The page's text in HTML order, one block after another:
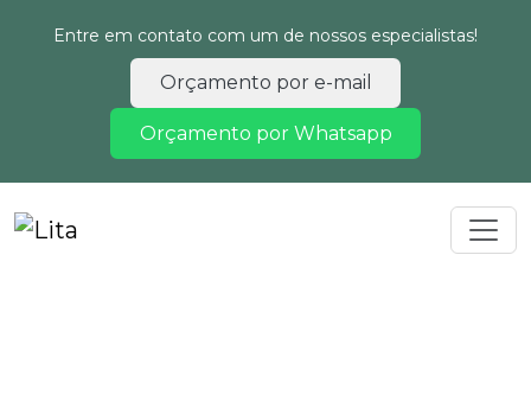
Entre em contato com um de nossos especialistas!
Orçamento por e-mail
Orçamento por Whatsapp